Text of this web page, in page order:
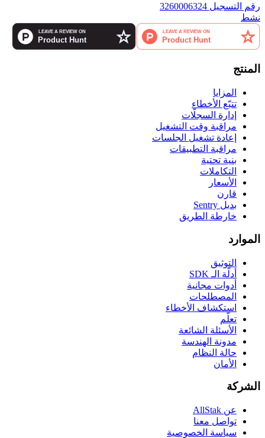
رقم التسجيل 3260006324
نشط
المنتج
المزايا
تتبّع الأخطاء
إدارة السجلّات
مراقبة وقت التشغيل
إعادة تشغيل الجلسات
مراقبة التطبيقات
بنية تحتية
التكاملات
الأسعار
قارن
بديل Sentry
خارطة الطريق
الموارد
التوثيق
أدلّة الـ SDK
أدوات مجانية
المصطلحات
استكشاف الأخطاء
تعلّم
الأسئلة الشائعة
مدونة الهندسة
حالة النظام
الأمان
الشركة
عن AllStak
تواصل معنا
سياسة الخصوصية